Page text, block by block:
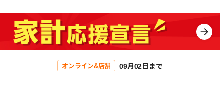
オンライン&店舗 09月02日まで